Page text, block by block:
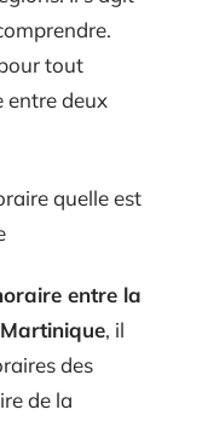
tout
entre deux
entre la
, il
des
de la